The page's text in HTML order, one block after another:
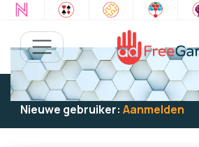
Bestaande gebruiker: Log in
Nieuwe gebruiker: Aanmelden